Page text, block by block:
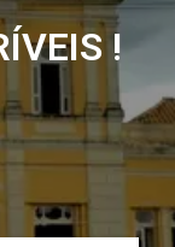
!